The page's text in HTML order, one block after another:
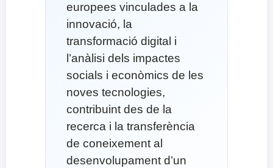
europees vinculades a la
innovació, la
transformació digital i
l’anàlisi dels impactes
socials i econòmics de les
noves tecnologies,
contribuint des de la
recerca i la transferència
de coneixement al
desenvolupament d’un